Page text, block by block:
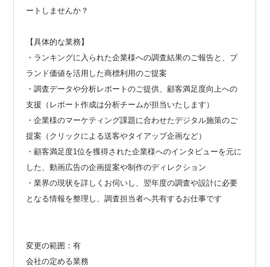
ートしませんか？
【具体的な業務】
・ランキングに入られた企業様への調査結果のご報告と、ブ
ランド価値を活用した商標利用のご提案
・調査データや分析レポートのご提供、顧客満足度向上への
支援（レポート作成は分析チームが担当いたします）
・企業様のマーケティング課題に合わせたデジタル施策のご
提案（クリックによる送客やタイアップ企画など）
・顧客満足度1位を獲得された企業様へのインタビューを元に
した、動画広告の企画提案や制作のディレクション
・業界の現状を詳しくお伺いし、翌年度の調査や設計に必要
となる情報を整理し、調査担当者へ共有するお仕事です
変更の範囲：有
会社の定める業務